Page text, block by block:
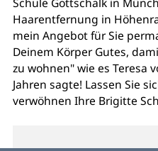
Haarentfernung in
mein Angebot für Sie
Deinem Körper Gutes,
zu wohnen" wie es Teresa
Jahren sagte! Lassen Sie
verwöhnen Ihre Brigitte